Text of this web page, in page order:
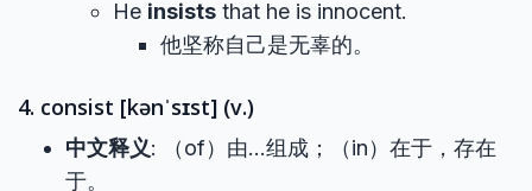
He insists that he is innocent.
他坚称自己是无辜的。
4. consist [kənˈsɪst] (v.)
中文释义: （of）由…组成；（in）在于，存在
于。